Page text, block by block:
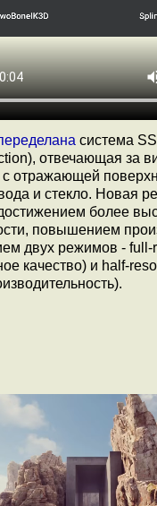
система
отвечающая за
отражающей
и стекло. Новая
более
повышением
двух режимов - full-
качество) и half-